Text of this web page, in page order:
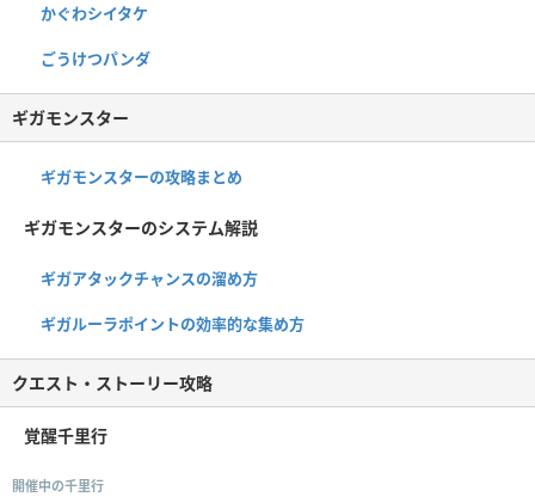
かぐわシイタケ
ごうけつパンダ
ギガモンスター
ギガモンスターの攻略まとめ
ギガモンスターのシステム解説
ギガアタックチャンスの溜め方
ギガルーラポイントの効率的な集め方
クエスト・ストーリー攻略
覚醒千里行
開催中の千里行